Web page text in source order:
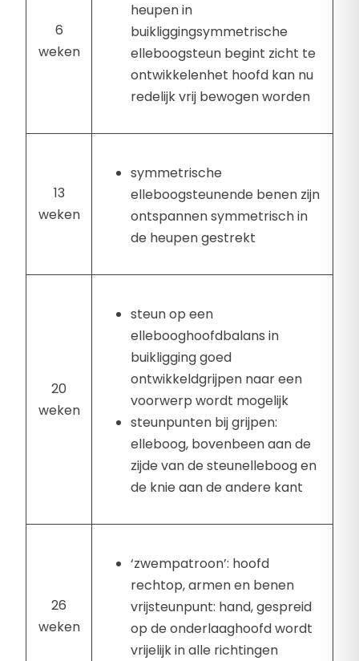
6
weken
heupen in
buikliggingsymmetrische
elleboogsteun begint zicht te
ontwikkelenhet hoofd kan nu
redelijk vrij bewogen worden
13
weken
symmetrische
elleboogsteunende benen zijn
ontspannen symmetrisch in
de heupen gestrekt
20
weken
steun op een
ellebooghoofdbalans in
buikligging goed
ontwikkeldgrijpen naar een
voorwerp wordt mogelijk
steunpunten bij grijpen:
elleboog, bovenbeen aan de
zijde van de steunelleboog en
de knie aan de andere kant
26
weken
‘zwempatroon’: hoofd
rechtop, armen en benen
vrijsteunpunt: hand, gespreid
op de onderlaaghoofd wordt
vrijelijk in alle richtingen